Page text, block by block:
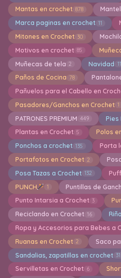
Mantas en crochet 878
Marca paginas en crochet 11
Mitones en Crochet 30
Motivos en crochet 85
Muñecas de tela 2 Navidad
Paños de Cocina 78
Pañuelos para el Cabello en
Pasadores/Ganchos en Crochet 1
PATRONES PREMIUM 449 Pies
Plantas en Crochet 5 Polos
Ponchos a crochet 135 Porta
Portafotos en Crochet 2
Posa Tazas a Crochet 132
PUNCH 1 Puntillas de
Punto Intarsia a Crochet 3
Reciclando en Crochet 16
Ropa y Accesorios para Bebes a
Ruanas en Crochet 2 Saco
Sandalias, zapatillas en crochet 31
Servilletas en Crochet 6